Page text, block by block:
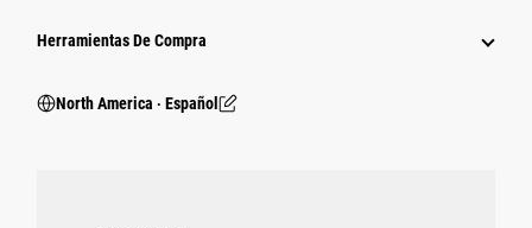
Herramientas De Compra
North America ‧ Español